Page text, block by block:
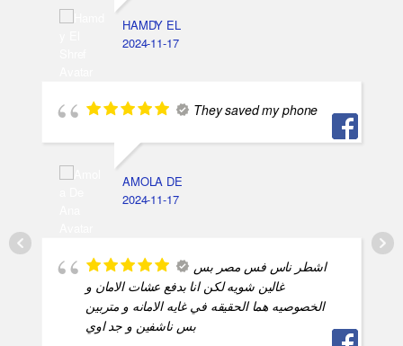
HAMDY EL
2024-11-17
They saved my phone
AMOLA DE
2024-11-17
اشطر ناس فس مصر بس
غالين شويه لكن انا بدفع عشات الامان و
الخصوصيه هما الحقيقه في غايه الامانه و متربين
بس ناشفين و جد اوي